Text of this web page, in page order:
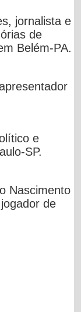
jornalista e
de
Belém-PA.
e
SP.
Nascimento
de